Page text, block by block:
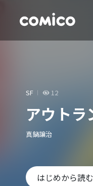
SF 12
アウトラ
真鍋譲治
はじめから読む